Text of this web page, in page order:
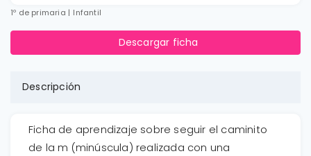
1º de primaria | Infantil
Descargar ficha
Descripción
Ficha de aprendizaje sobre seguir el caminito
de la m (minúscula) realizada con una